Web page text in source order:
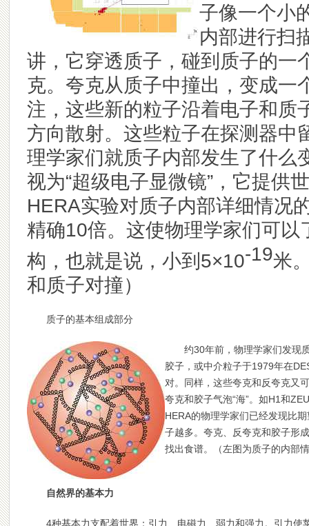
子像一个小
内部进行扫
讲，它穿透质子，碰到质子的一
克。夸克从质子中撞出，变成一
注，这些新的粒子沿着电子和质
方向散射。这些粒子在探测器中
理学家们就质子内部发生了什么
视为“超级电子显微镜”，它提供
HERA实验对质子内部详细情况
精确10倍。这使物理学家们可
构，也就是说，小到5×10-19米
和质子对撞）
质子的基本组成部分
约30年前，物理学家们发现
胶子，或中介粒子于1979年在
对。同样，这些夸克和反夸克又
夸克和胶子气泡“海”。如H1和
HERA的物理学家们已经发现比
子越多。夸克、反夸克和胶子形
找出食谱。（左图为质子的内部
自然界的基本力
4种基本力支配着世界：引力、电磁力、弱力和强力。引力使